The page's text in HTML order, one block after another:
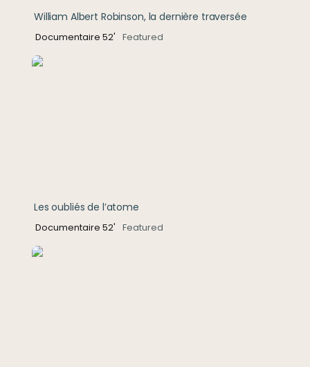
William Albert Robinson, la dernière traversée
Documentaire 52' Featured
Les oubliés de l’atome
Les oubliés de l’atome
Documentaire 52' Featured
Pacifiction